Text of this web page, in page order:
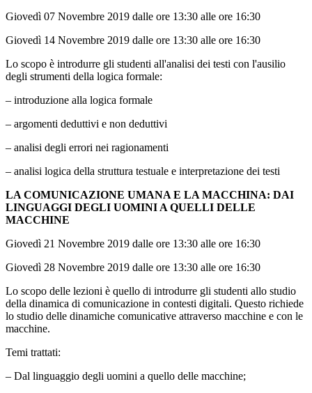
Giovedì 07 Novembre 2019 dalle ore 13:30 alle ore 16:30
Giovedì 14 Novembre 2019 dalle ore 13:30 alle ore 16:30
Lo scopo è introdurre gli studenti all'analisi dei testi con l'ausilio
degli strumenti della logica formale:
– introduzione alla logica formale
– argomenti deduttivi e non deduttivi
– analisi degli errori nei ragionamenti
– analisi logica della struttura testuale e interpretazione dei testi
LA COMUNICAZIONE UMANA E LA MACCHINA: DAI
LINGUAGGI DEGLI UOMINI A QUELLI DELLE
MACCHINE
Giovedì 21 Novembre 2019 dalle ore 13:30 alle ore 16:30
Giovedì 28 Novembre 2019 dalle ore 13:30 alle ore 16:30
Lo scopo delle lezioni è quello di introdurre gli studenti allo studio
della dinamica di comunicazione in contesti digitali. Questo richiede
lo studio delle dinamiche comunicative attraverso macchine e con le
macchine.
Temi trattati:
– Dal linguaggio degli uomini a quello delle macchine;